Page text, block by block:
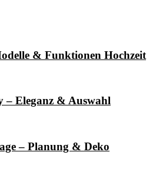
& Funktionen Hochzeit
– Eleganz & Auswahl
– Planung & Deko